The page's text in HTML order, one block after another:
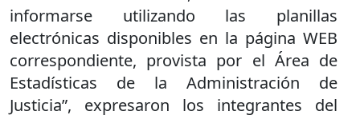
informarse utilizando las planillas
electrónicas disponibles en la página WEB
correspondiente, provista por el Área de
Estadísticas de la Administración de
Justicia”, expresaron los integrantes del